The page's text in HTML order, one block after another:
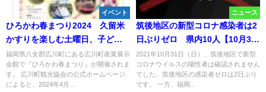
イベント
ひろかわ春まつり2024 久留米
かすりを楽しむ土曜日、子ども
と一緒に楽しむ日曜日！
福岡県八女郡広川町にある広川町産業展示
会館で『ひろかわ春まつり』が開催されま
す。 広川町観光協会の公式ホームページ
によると、2024年4月...
ニュース
筑後地区の新型コロナ感染者は2
日ぶりゼロ 県内10人【10月31
日】
2021年10月31日（日）、筑後地区で新型
コロナウイルスの陽性者は確認されません
でした。筑後地区の感染者ゼロは2日ぶり
です。 一方、福岡...